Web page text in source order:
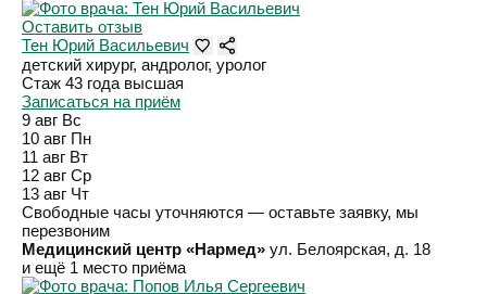
Оставить отзыв
Тен Юрий Васильевич
детский хирург, андролог, уролог
Стаж 43 года высшая
Записаться на приём
9 авг Вс
10 авг Пн
11 авг Вт
12 авг Ср
13 авг Чт
Свободные часы уточняются — оставьте заявку, мы
перезвоним
Медицинский центр «Нармед» ул. Белоярская, д. 18
и ещё 1 место приёма